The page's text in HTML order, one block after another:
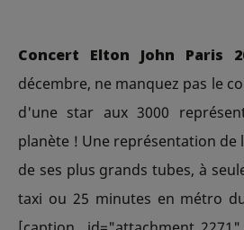
Concert Elton John Paris
décembre, ne manquez pas le
d'une star aux 3000
planète ! Une représentation de
de ses plus grands tubes, à
taxi ou 25 minutes en métro